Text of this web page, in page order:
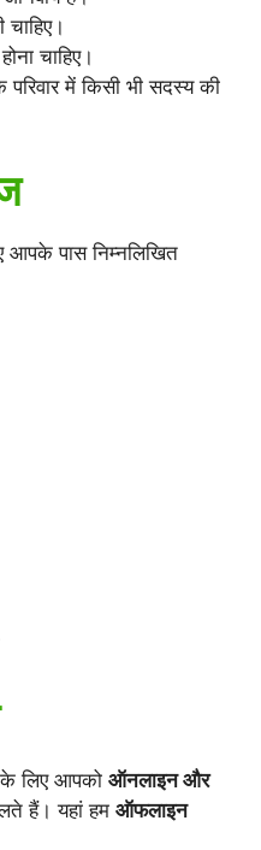
चाहिए।
में किसी भी सदस्य की
पास निम्नलिखित
लिए आपको ऑनलाइन और
हैं। यहां हम ऑफलाइन